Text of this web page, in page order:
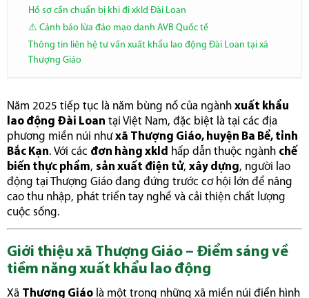
Hồ sơ cần chuẩn bị khi đi xkld Đài Loan
⚠️ Cảnh báo lừa đảo mạo danh AVB Quốc tế
Thông tin liên hệ tư vấn xuất khẩu lao động Đài Loan tại xã
Thượng Giáo
Năm 2025 tiếp tục là năm bùng nổ của ngành xuất khẩu
lao động Đài Loan tại Việt Nam, đặc biệt là tại các địa
phương miền núi nhưxã Thượng Giáo, huyện Ba Bể, tỉnh
Bắc Kạn. Với các đơn hàng xkld hấp dẫn thuộc ngành chế
biến thực phẩm, sản xuất điện tử, xây dựng, người lao
động tại Thượng Giáo đang đứng trước cơ hội lớn để nâng
cao thu nhập, phát triển tay nghề và cải thiện chất lượng
cuộc sống.
Giới thiệu xã Thượng Giáo – Điểm sáng về
tiềm năng xuất khẩu lao động
Xã Thượng Giáo là một trong những xã miền núi điển hình